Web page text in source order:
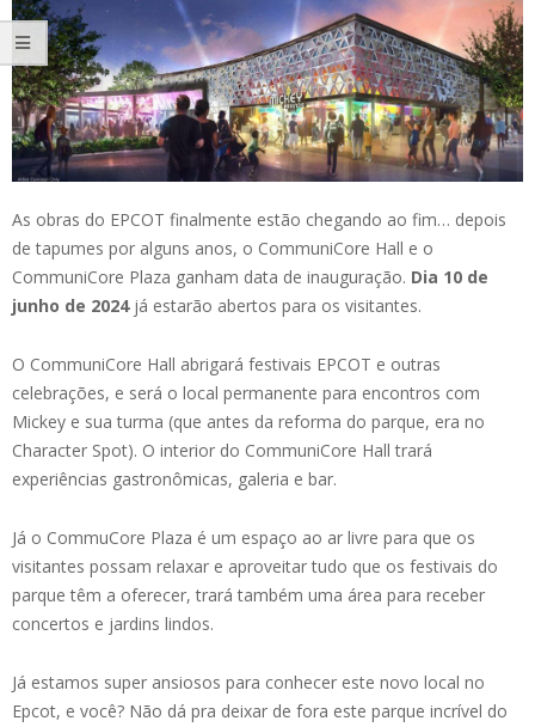
As obras do EPCOT finalmente estão chegando ao fim… depois
de tapumes por alguns anos, o CommuniCore Hall e o
CommuniCore Plaza ganham data de inauguração. Dia 10 de
junho de 2024já estarão abertos para os visitantes.
O CommuniCore Hall abrigará festivais EPCOT e outras
celebrações, e será o local permanente para encontros com
Mickey e sua turma (que antes da reforma do parque, era no
Character Spot). O interior do CommuniCore Hall trará
experiências gastronômicas, galeria e bar.
Já o CommuCore Plaza é um espaço ao ar livre para que os
visitantes possam relaxar e aproveitar tudo que os festivais do
parque têm a oferecer, trará também uma área para receber
concertos e jardins lindos.
Já estamos super ansiosos para conhecer este novo local no
Epcot, e você? Não dá pra deixar de fora este parque incrível do